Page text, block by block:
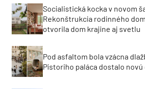
Socialistická kocka v novom
Rekonštrukcia rodinného
otvorila dom krajine aj svetlu
Pod asfaltom bola vzácna
Pistoriho paláca dostalo